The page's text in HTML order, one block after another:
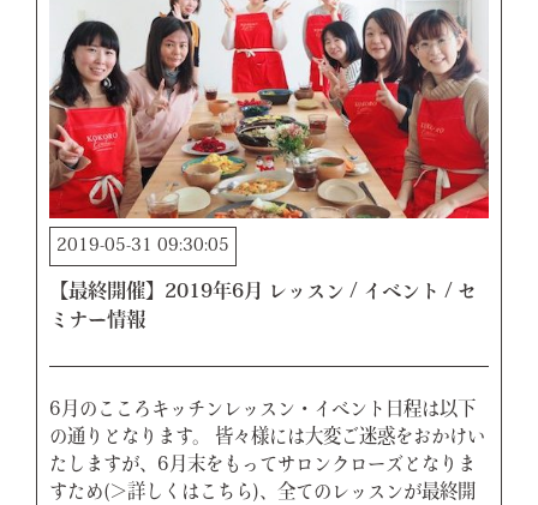
公式ブログ
お問合せ
2019-05-31 09:30:05
【最終開催】2019年6月 レッスン / イベント / セ
ミナー情報
6月のこころキッチンレッスン・イベント日程は以下
の通りとなります。 皆々様には大変ご迷惑をおかけい
たしますが、6月末をもってサロンクローズとなりま
すため(＞詳しくはこちら)、全てのレッスンが最終開